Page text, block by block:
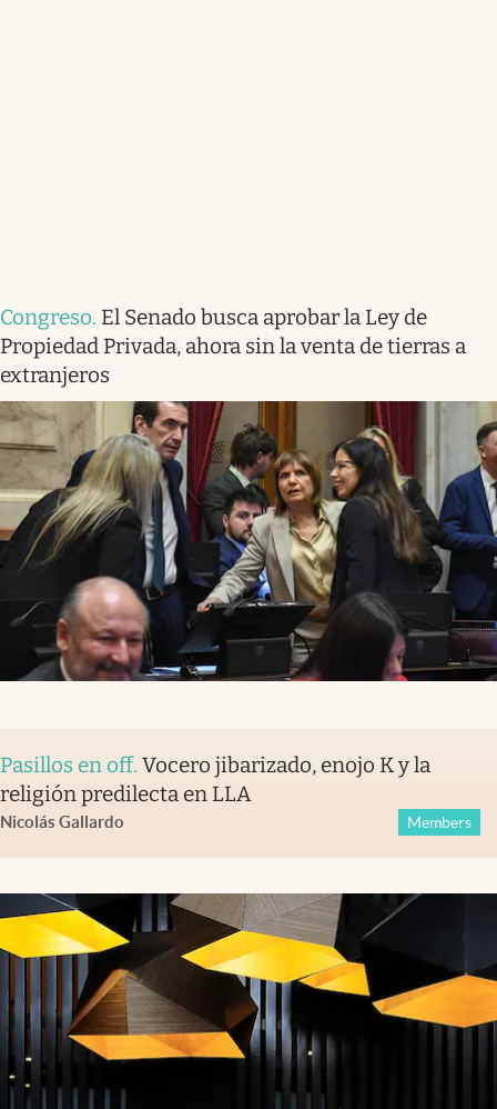
Congreso. El Senado busca aprobar la Ley de
Propiedad Privada, ahora sin la venta de tierras a
extranjeros
Pasillos en off. Vocero jibarizado, enojo K y la
religión predilecta en LLA
Nicolás Gallardo Members